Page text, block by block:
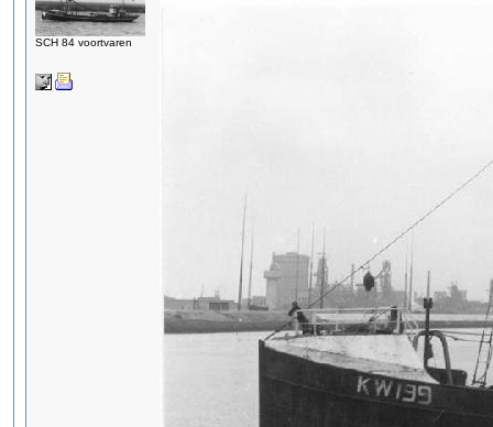
SCH 84 voortvaren